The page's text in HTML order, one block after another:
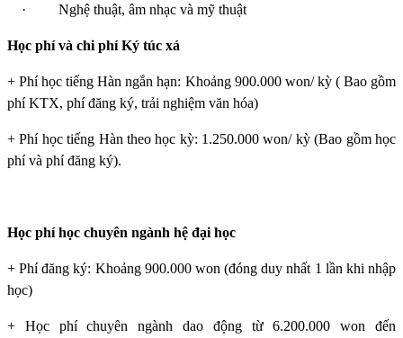
·
Nghệ thuật, âm nhạc và mỹ thuật
Học phí và chi phí Ký túc xá
+ Phí học tiếng Hàn ngắn hạn: Khoảng 900.000 won/ kỳ ( Bao gồm
phí KTX, phí đăng ký, trải nghiệm văn hóa)
+ Phí học tiếng Hàn theo học kỳ: 1.250.000 won/ kỳ (Bao gồm học
phí và phí đăng ký).
Học phí học chuyên ngành hệ đại học
+ Phí đăng ký: Khoảng 900.000 won (đóng duy nhất 1 lần khi nhập
học)
+ Học phí chuyên ngành dao động từ 6.200.000 won đến